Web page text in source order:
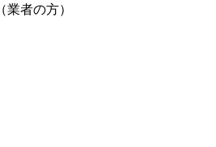
（業者の方）